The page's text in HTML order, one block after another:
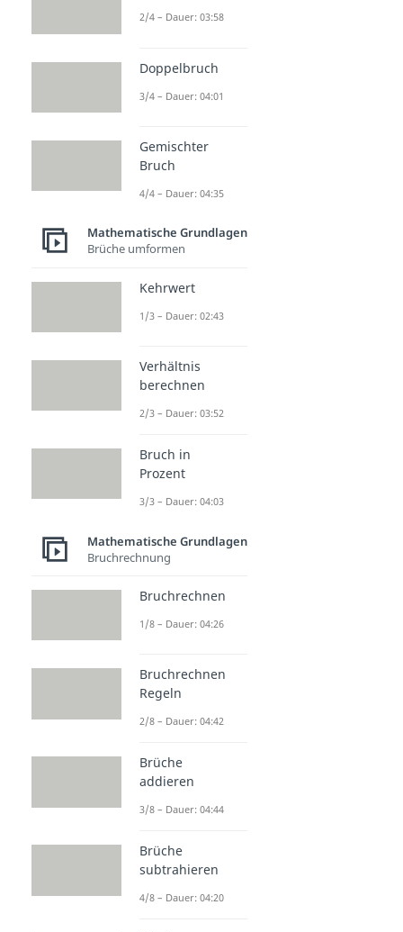
2/4 – Dauer: 03:58
Doppelbruch
3/4 – Dauer: 04:01
Gemischter
Bruch
4/4 – Dauer: 04:35
Mathematische Grundlagen
Brüche umformen
Kehrwert
1/3 – Dauer: 02:43
Verhältnis
berechnen
2/3 – Dauer: 03:52
Bruch in
Prozent
3/3 – Dauer: 04:03
Mathematische Grundlagen
Bruchrechnung
Bruchrechnen
1/8 – Dauer: 04:26
Bruchrechnen
Regeln
2/8 – Dauer: 04:42
Brüche
addieren
3/8 – Dauer: 04:44
Brüche
subtrahieren
4/8 – Dauer: 04:20